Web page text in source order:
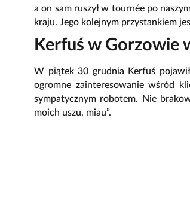
a on sam ruszył w tournée po
kraju. Jego kolejnym przystankiem
Kerfuś w Gorzowie
W piątek 30 grudnia Kerfuś
ogromne zainteresowanie wśród
sympatycznym robotem. Nie
moich uszu, miau”.